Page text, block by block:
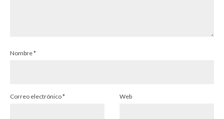
Nombre*
Correo electrónico* Web